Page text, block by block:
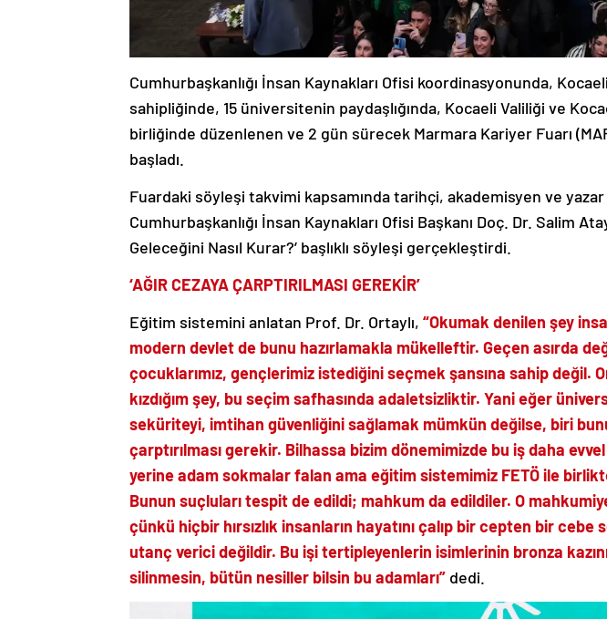
Cumhurbaşkanlığı İnsan Kaynakları Ofisi koordinasyonunda,
sahipliğinde, 15 üniversitenin paydaşlığında, Kocaeli Valiliği ve
birliğinde düzenlenen ve 2 gün sürecek Marmara Kariyer Fuarı
başladı.
Fuardaki söyleşi takvimi kapsamında tarihçi, akademisyen ve
Cumhurbaşkanlığı İnsan Kaynakları Ofisi Başkanı Doç. Dr. Salim
Geleceğini Nasıl Kurar?’ başlıklı söyleşi gerçekleştirdi.
‘AĞIR CEZAYA ÇARPTIRILMASI GEREKİR’
Eğitim sistemini anlatan Prof. Dr. Ortaylı, “Okumak denilen şey
modern devlet de bunu hazırlamakla mükelleftir. Geçen asırda
çocuklarımız, gençlerimiz istediğini seçmek şansına sahip değil.
kızdığım şey, bu seçim safhasında adaletsizliktir. Yani eğer
seküriteyi, imtihan güvenliğini sağlamak mümkün değilse, biri
çarptırılması gerekir. Bilhassa bizim dönemimizde bu iş daha
yerine adam sokmalar falan ama eğitim sistemimiz FETÖ ile
Bunun suçluları tespit de edildi; mahkum da edildiler. O
çünkü hiçbir hırsızlık insanların hayatını çalıp bir cepten bir
utanç verici değildir. Bu işi tertipleyenlerin isimlerinin bronza
silinmesin, bütün nesiller bilsin bu adamları” dedi.